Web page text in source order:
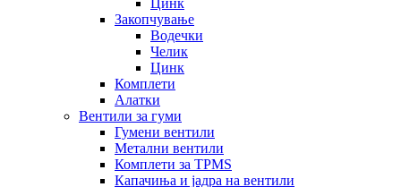
Цинк
Закопчување
Водечки
Челик
Цинк
Комплети
Алатки
Вентили за гуми
Гумени вентили
Метални вентили
Комплети за TPMS
Капачиња и јадра на вентили